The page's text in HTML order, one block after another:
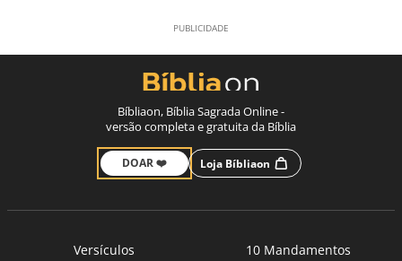
Bíbliaon, Bíblia Sagrada Online -
versão completa e gratuita da Bíblia
DOAR ❤️ Loja Bíbliaon
Versículos
10 Mandamentos